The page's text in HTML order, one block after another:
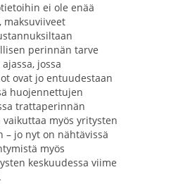
ei ole enää
maksuviiveet
perinnän tarve
jossa
ovat jo entuudestaan
huojennettujen
trattaperinnän
myös yritysten
– jo nyt on nähtävissä
myös
keskuudessa viime